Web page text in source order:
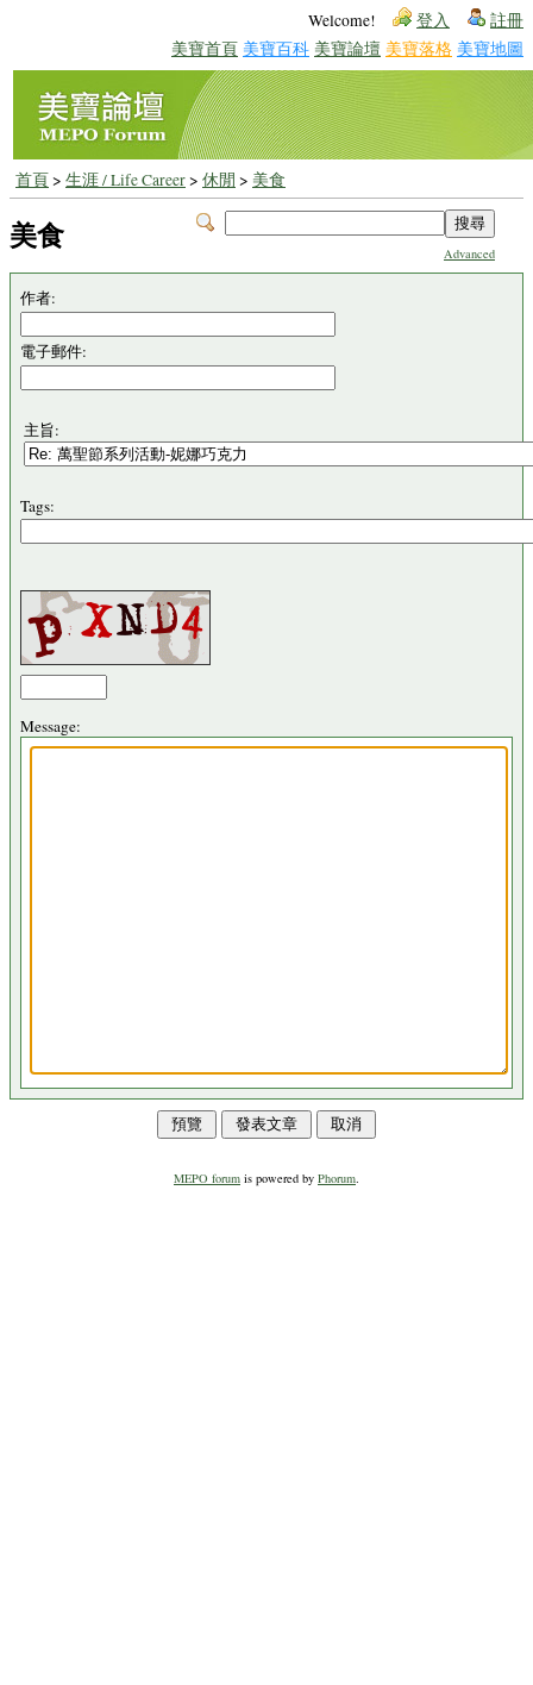
Welcome! 登入 註冊
美寶首頁 美寶百科 美寶論壇 美寶落格 美寶地圖
首頁> 生涯 / Life Career> 休閒 > 美食
Advanced
美食
作者:
電子郵件:
主旨:
Tags:
Message:
MEPO forum is powered by Phorum.